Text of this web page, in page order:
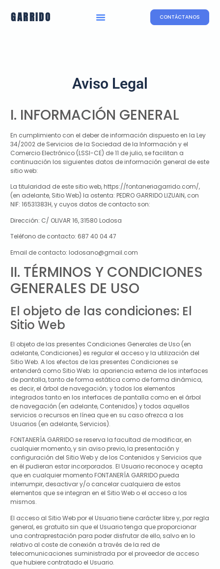
GARRIDO CONTÁCTANOS
Aviso Legal
I. INFORMACIÓN GENERAL
En cumplimiento con el deber de información dispuesto en la Ley
34/2002 de Servicios de la Sociedad de la Información y el
Comercio Electrónico (LSSI-CE) de 11 de julio, se facilitan a
continuación los siguientes datos de información general de este
sitio web:
La titularidad de este sitio web, https://fontaneriagarrido.com/,
(en adelante, Sitio Web) la ostenta: PEDRO GARRIDO LIZUAIN, con
NIF: 16531383H, y cuyos datos de contacto son:
Dirección: C/ OLIVAR 16, 31580 Lodosa
Teléfono de contacto: 687 40 04 47
Email de contacto: lodosano@gmail.com
II. TÉRMINOS Y CONDICIONES
GENERALES DE USO
El objeto de las condiciones: El
Sitio Web
El objeto de las presentes Condiciones Generales de Uso (en
adelante, Condiciones) es regular el acceso y la utilización del
Sitio Web. A los efectos de las presentes Condiciones se
entenderá como Sitio Web: la apariencia externa de los interfaces
de pantalla, tanto de forma estática como de forma dinámica,
es decir, el árbol de navegación; y todos los elementos
integrados tanto en los interfaces de pantalla como en el árbol
de navegación (en adelante, Contenidos) y todos aquellos
servicios o recursos en línea que en su caso ofrezca a los
Usuarios (en adelante, Servicios).
FONTANERÍA GARRIDOse reserva la facultad de modificar, en
cualquier momento, y sin aviso previo, la presentación y
configuración del Sitio Web y de los Contenidos y Servicios que
en él pudieran estar incorporados. El Usuario reconoce y acepta
que en cualquier momento FONTANERÍA GARRIDOpueda
interrumpir, desactivar y/o cancelar cualquiera de estos
elementos que se integran en el Sitio Web o el acceso a los
mismos.
El acceso al Sitio Web por el Usuario tiene carácter libre y, por regla
general, es gratuito sin que el Usuario tenga que proporcionar
una contraprestación para poder disfrutar de ello, salvo en lo
relativo al coste de conexión a través de la red de
telecomunicaciones suministrada por el proveedor de acceso
que hubiere contratado el Usuario.